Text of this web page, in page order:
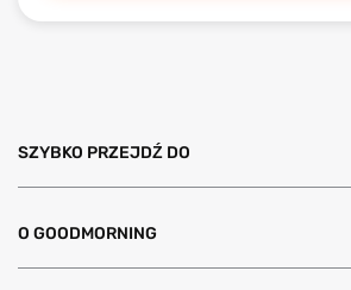
SZYBKO PRZEJDŹ DO
O GOODMORNING